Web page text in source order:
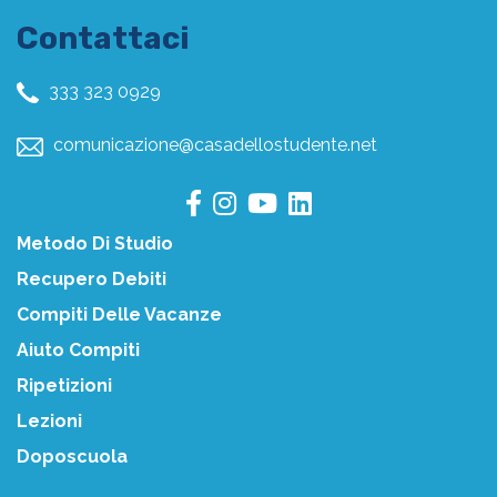
Contattaci
333 323 0929
comunicazione@casadellostudente.net
Metodo Di Studio
Recupero Debiti
Compiti Delle Vacanze
Aiuto Compiti
Ripetizioni
Lezioni
Doposcuola